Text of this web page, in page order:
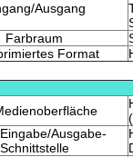
Ausgang
Farbraum
Format
Ausgabe-
Schnittstelle